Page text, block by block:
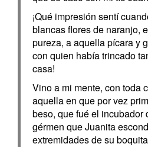
¡Qué impresión sentí
blancas flores de naranjo,
pureza, a aquella pícara y
con quien había trincado
casa!
Vino a mi mente, con toda
aquella en que por vez
beso, que fué el incubador
gérmen que Juanita
extremidades de su